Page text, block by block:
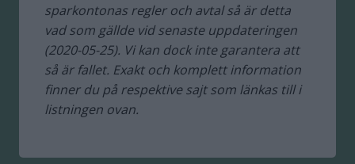
sparkontonas regler och avtal så är detta
vad som gällde vid senaste uppdateringen
(2020-05-25). Vi kan dock inte garantera att
så är fallet. Exakt och komplett information
finner du på respektive sajt som länkas till i
listningen ovan.